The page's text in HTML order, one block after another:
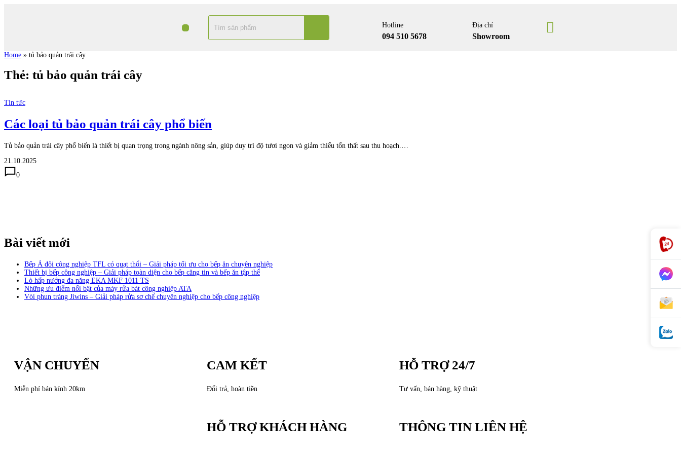
Hotline
094 510 5678
Địa chỉ
Showroom
Home » tủ bảo quản trái cây
Thẻ: tủ bảo quản trái cây
Tin tức
Các loại tủ bảo quản trái cây phổ biến
Tủ bảo quản trái cây phổ biến là thiết bị quan trọng trong ngành nông sản, giúp duy trì độ tươi ngon và giảm thiểu tổn thất sau thu hoạch.…
21.10.2025
0
Bài viết mới
Bếp Á đôi công nghiệp TFL có quạt thổi – Giải pháp tối ưu cho bếp ăn chuyên nghiệp
Thiết bị bếp công nghiệp – Giải pháp toàn diện cho bếp căng tin và bếp ăn tập thể
Lò hấp nướng đa năng EKA MKF 1011 TS
Những ưu điểm nổi bật của máy rửa bát công nghiệp ATA
Vòi phun tráng Jiwins – Giải pháp rửa sơ chế chuyên nghiệp cho bếp công nghiệp
VẬN CHUYỂN
Miễn phí bán kính 20km
CAM KẾT
Đổi trả, hoàn tiền
HỖ TRỢ 24/7
Tư vấn, bán hàng, kỹ thuật
HỖ TRỢ KHÁCH HÀNG THÔNG TIN LIÊN HỆ